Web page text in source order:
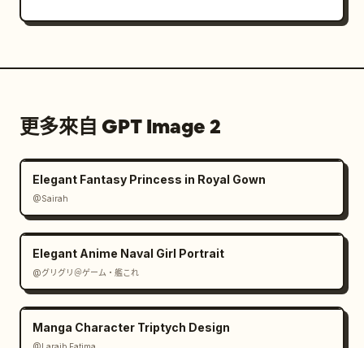
更多來自 GPT Image 2
Elegant Fantasy Princess in Royal Gown
@Sairah
Elegant Anime Naval Girl Portrait
@グリグリ＠ゲーム・艦これ
Manga Character Triptych Design